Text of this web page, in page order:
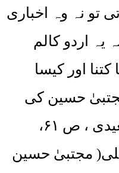
تو نہ وہ اخباری
یہ اردو کالم
اور کیسا
مجتبیٰ حسین کی
خاکہ نگاری ، مخمور سعیدی ، ص ۶۱،
مجتبیٰ حسین